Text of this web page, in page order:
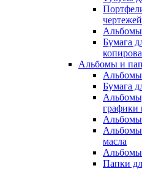
чертежей
Альбомы
Бумага
Альбомы и
Альбомы
Бумага
графики
Альбомы
Альбомы
масла
Альбомы
Папки